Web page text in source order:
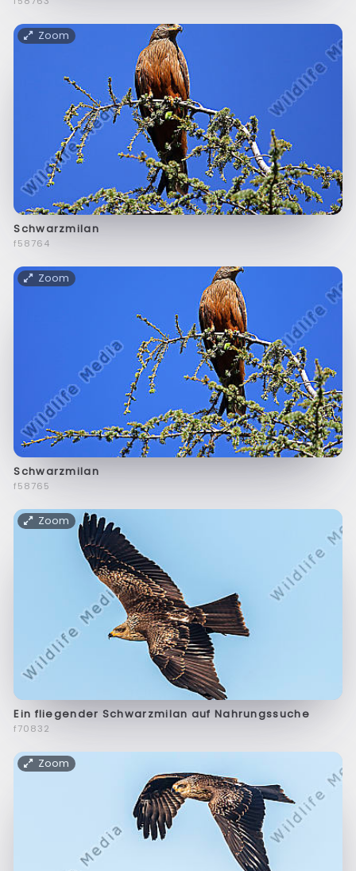
Zoom
Schwarzmilan
f58764
Zoom
Schwarzmilan
f58765
Zoom
Ein fliegender Schwarzmilan auf Nahrungssuche
f70832
Zoom